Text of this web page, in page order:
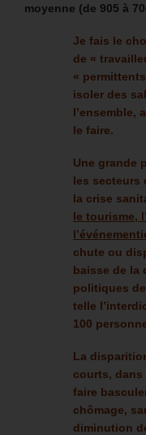
moyenne (de 905 à
Je fais le
de «
«
isoler des
l’ensemble,
le faire.
Une grande
les secteurs
la crise
le tourisme,
chute ou
baisse de la
politiques
telle
100
La
courts, dans
faire
chômage,
diminution